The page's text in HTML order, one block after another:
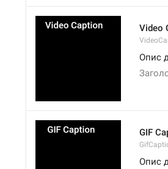
Video
Опис
GIF
Опис